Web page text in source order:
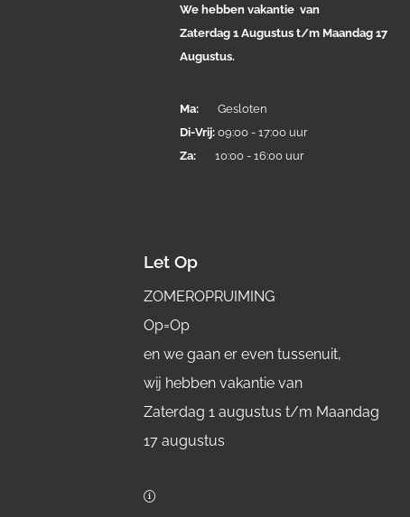
We hebben vakantie van
Zaterdag 1 Augustus t/m Maandag 17
Augustus.
Ma: Gesloten
Di-Vrij:09:00 - 17:00 uur
Za: 10:00 - 16:00 uur
Let Op
ZOMEROPRUIMING
Op=Op
en we gaan er even tussenuit,
wij hebben vakantie van
Zaterdag 1 augustus t/m Maandag
17 augustus